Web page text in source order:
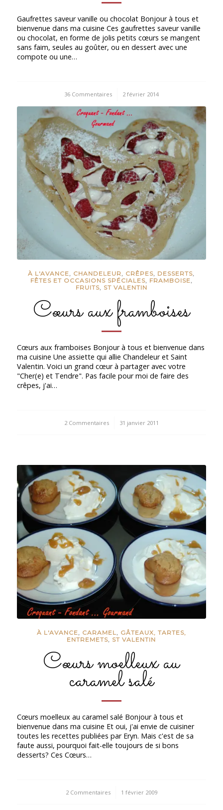
Gaufrettes saveur vanille ou chocolat Bonjour à tous et
bienvenue dans ma cuisine Ces gaufrettes saveur vanille
ou chocolat, en forme de jolis petits cœurs se mangent
sans faim, seules au goûter, ou en dessert avec une
compote ou une…
36 Commentaires
/ 2 février 2014
À L'AVANCE, CHANDELEUR, CRÊPES, DESSERTS,
FÊTES ET OCCASIONS SPÉCIALES, FRAMBOISE,
FRUITS, ST VALENTIN
Cœurs aux framboises
Cœurs aux framboises Bonjour à tous et bienvenue dans
ma cuisine Une assiette qui allie Chandeleur et Saint
Valentin. Voici un grand cœur à partager avec votre
"Cher(e) et Tendre". Pas facile pour moi de faire des
crêpes, j'ai…
2 Commentaires
/ 31 janvier 2011
À L'AVANCE, CARAMEL, GÂTEAUX, TARTES,
ENTREMETS, ST VALENTIN
Cœurs moelleux au
caramel salé
Cœurs moelleux au caramel salé Bonjour à tous et
bienvenue dans ma cuisine Et oui, j'ai envie de cuisiner
toutes les recettes publiées par Eryn. Mais c'est de sa
faute aussi, pourquoi fait-elle toujours de si bons
desserts? Ces Cœurs…
2 Commentaires
/ 1 février 2009